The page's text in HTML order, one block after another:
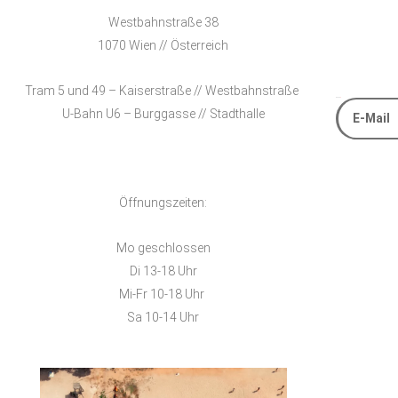
Westbahnstraße 38
1070 Wien // Österreich
Tram 5 und 49 – Kaiserstraße // Westbahnstraße
U-Bahn U6 – Burggasse // Stadthalle
Öffnungszeiten:
Mo geschlossen
Di 13-18 Uhr
Mi-Fr 10-18 Uhr
Sa 10-14 Uhr